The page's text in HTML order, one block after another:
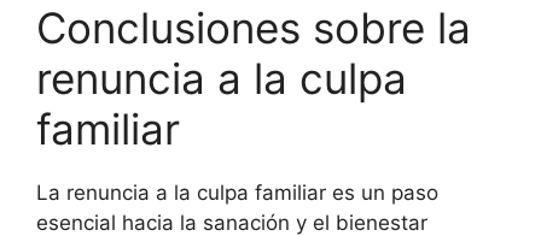
Conclusiones sobre la
renuncia a la culpa
familiar
La renuncia a la culpa familiar es un paso
esencial hacia la sanación y el bienestar